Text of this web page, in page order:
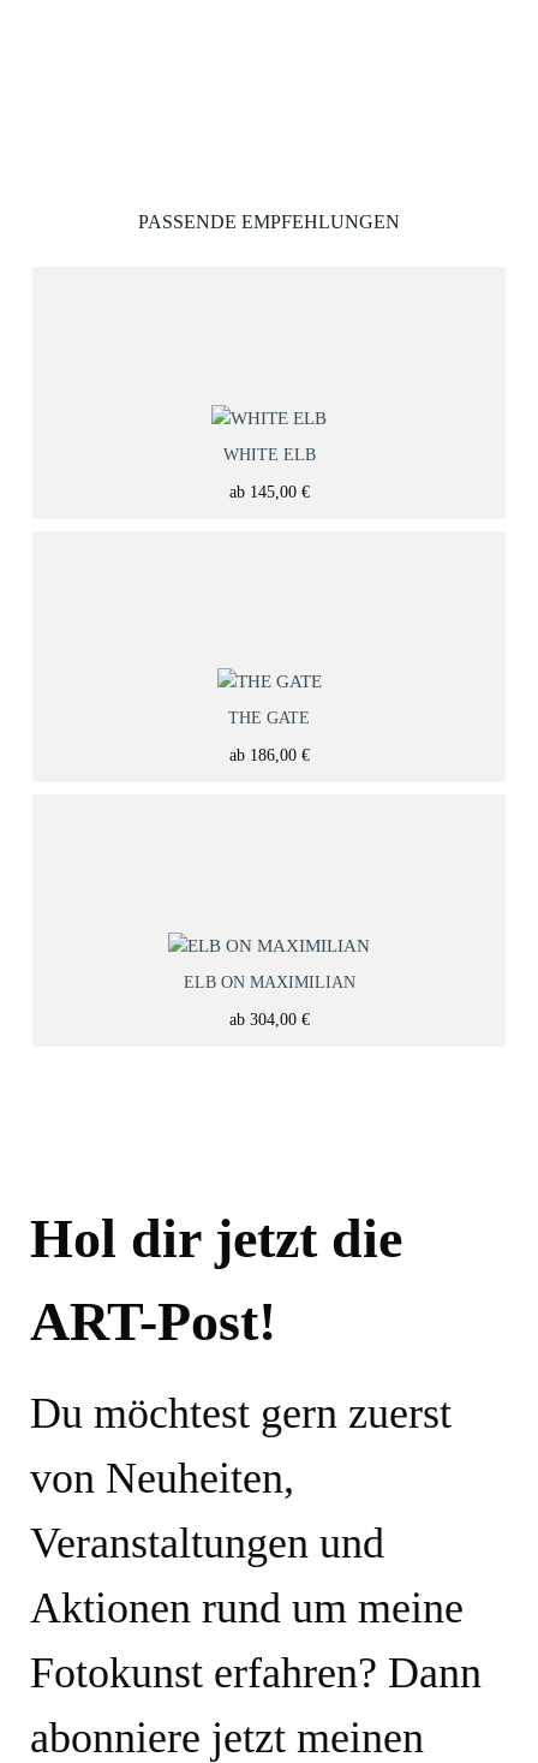
PASSENDE EMPFEHLUNGEN
WHITE ELB
ab 145,00 €
THE GATE
ab 186,00 €
ELB ON MAXIMILIAN
ab 304,00 €
Hol dir jetzt die
ART-Post!
Du möchtest gern zuerst
von Neuheiten,
Veranstaltungen und
Aktionen rund um meine
Fotokunst erfahren? Dann
abonniere jetzt meinen